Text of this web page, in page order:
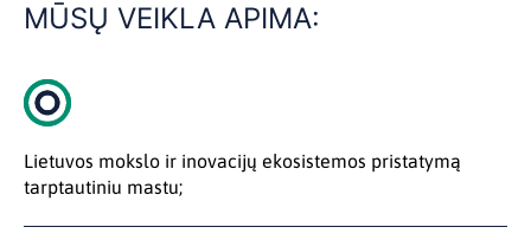
MŪSŲ VEIKLA APIMA:
Lietuvos mokslo ir inovacijų ekosistemos pristatymą
tarptautiniu mastu;